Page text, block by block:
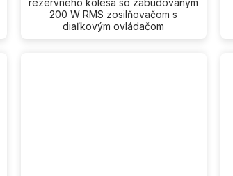
200 W RMS zosilňovačom s
diaľkovým ovládačom